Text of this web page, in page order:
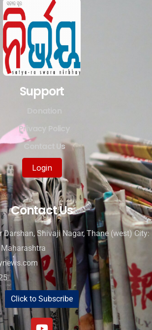
Support
Privacy Policy
Contact Us
Login
Contact Us
Darshan, Shivaji Nagar, Thane (west) City:
Click to Subscribe